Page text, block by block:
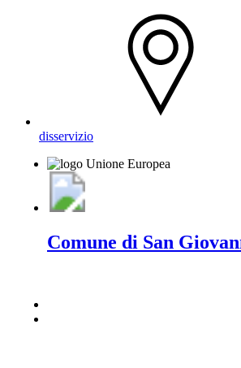
disservizio
Comune di San